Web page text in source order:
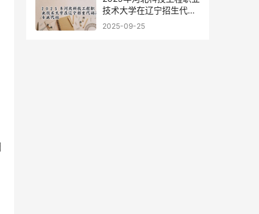
技术大学在辽宁招生代码
及专业代码
2025-09-25